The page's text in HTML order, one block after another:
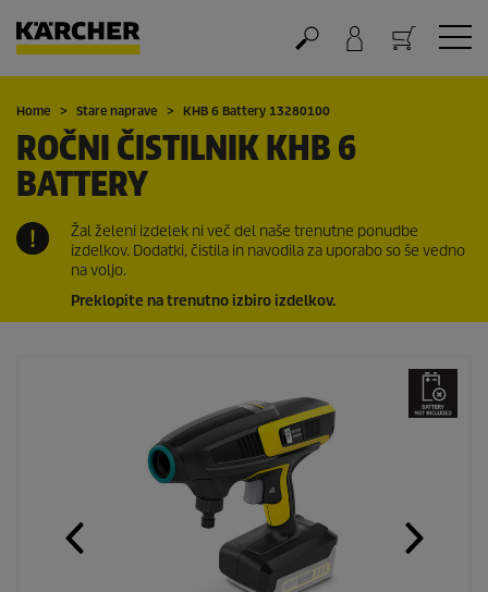
Nakupovalna košarica
Home Stare naprave KHB 6 Battery 13280100
ROČNI ČISTILNIK KHB 6
BATTERY
Žal želeni izdelek ni več del naše trenutne ponudbe
izdelkov. Dodatki, čistila in navodila za uporabo so še vedno
na voljo.
Preklopite na trenutno izbiro izdelkov.